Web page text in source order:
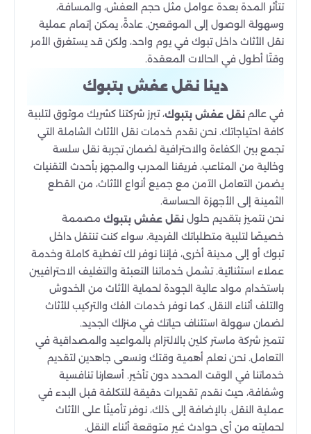
تتأثر المدة بعدة عوامل مثل حجم العفش، والمسافة،
وسهولة الوصول إلى الموقعين. عادةً، يمكن إتمام عملية
نقل الأثاث داخل تبوك في يوم واحد، ولكن قد يستغرق الأمر
وقتًا أطول في الحالات المعقدة.
دينا نقل عفش بتبوك
في عالم نقل عفش بتبوك، تبرز شركتنا كشريك موثوق لتلبية
كافة احتياجاتك. نحن نقدم خدمات نقل الأثاث الشاملة التي
تجمع بين الكفاءة والاحترافية لضمان تجربة نقل سلسة
وخالية من المتاعب. فريقنا المدرب والمجهز بأحدث التقنيات
يضمن التعامل الآمن مع جميع أنواع الأثاث، من القطع
الثمينة إلى الأجهزة الحساسة.
نحن نتميز بتقديم حلول نقل عفش بتبوك مصممة
خصيصًا لتلبية متطلباتك الفردية. سواء كنت تنتقل داخل
تبوك أو إلى مدينة أخرى، فإننا نوفر لك تغطية كاملة وخدمة
عملاء استثنائية. تشمل خدماتنا التعبئة والتغليف الاحترافيين
باستخدام مواد عالية الجودة لحماية الأثاث من الخدوش
والتلف أثناء النقل. كما نوفر خدمات الفك والتركيب للأثاث
لضمان سهولة استئناف حياتك في منزلك الجديد.
تتميز شركة ماستر كلين بالالتزام بالمواعيد والمصداقية في
التعامل. نحن نعلم أهمية وقتك ونسعى جاهدين لتقديم
خدماتنا في الوقت المحدد دون تأخير. أسعارنا تنافسية
وشفافة، حيث نقدم تقديرات دقيقة للتكلفة قبل البدء في
عملية النقل. بالإضافة إلى ذلك، نوفر تأمينًا على الأثاث
لحمايته من أي حوادث غير متوقعة أثناء النقل.